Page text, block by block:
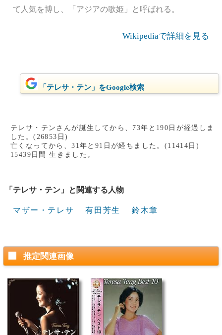
て人気を博し、「アジアの歌姫」と呼ばれる。
Wikipediaで詳細を見る
「テレサ・テン」をGoogle検索
テレサ・テンさんが誕生してから、73年と190日が経過しま
した。(26853日)
亡くなってから、31年と91日が経ちました。(11414日)
15439日間 生きました。
「テレサ・テン」と関連する人物
マザー・テレサ 有田芳生 鈴木章
推定関連画像